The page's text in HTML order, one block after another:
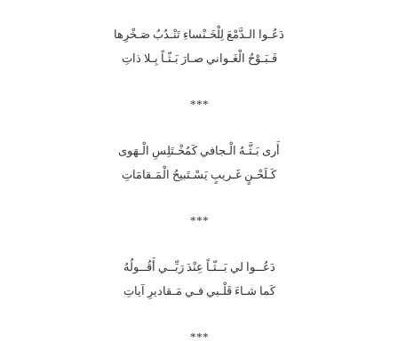
دَعُـوا الـدَّمْعَ لِلْخَـنْساءِ تَنْـدُبُ صَـخْرِها
فَـبَـوْحُ الْغَـواني صـارَ بَـثّـاً بِـلا ذاتِ
***
أَرى بَـثَّـهُ الْـجافي كَمُخْـتَلِسِ الْـهَوى
كَـلَحْـنٍ غَـريبٍ يَسْـتَبيحُ الْمَـقامَاتِ
***
دَعُــوا لي بَــثّـاً عِنْدَ رَبِّــي أَقُــولُهُ
كَما شـاءَ قَلْـبي فـي مَـقاديرِ آياتِ
***